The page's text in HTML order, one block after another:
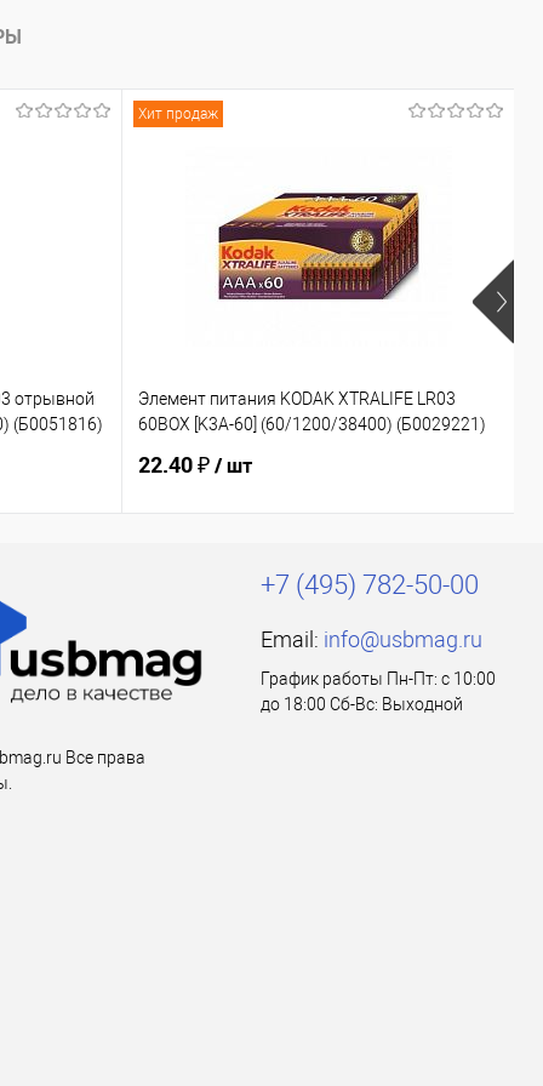
отрывной
(Б0051816)
Хит продаж
Элемент питания KODAK XTRALIFE LR03
60BOX [K3A-60] (60/1200/38400) (Б0029221)
22.40 ₽/ шт
Все права
+7 (495) 782-50-00
Email: info@usbmag.ru
График работы Пн-Пт: с 10:00
до 18:00 Сб-Вс: Выходной